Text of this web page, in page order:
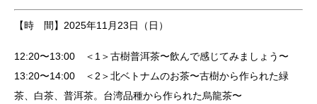
【時 間】2025年11月23日（日）
12:20〜13:00 ＜1＞古樹普洱茶〜飲んで感じてみましょう〜
13:20〜14:00 ＜2＞北ベトナムのお茶〜古樹から作られた緑
茶、白茶、普洱茶。台湾品種から作られた烏龍茶〜